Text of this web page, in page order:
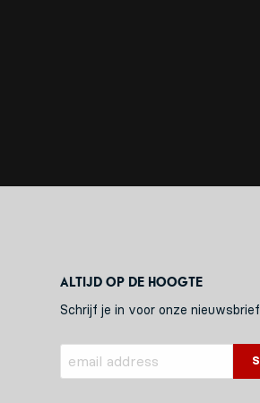
Altijd op de hoogte
Schrijf je in voor onze nieuwsbrief